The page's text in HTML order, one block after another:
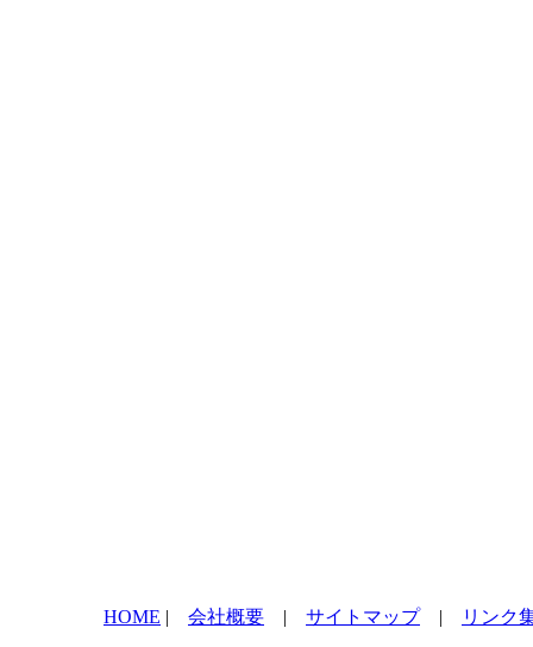
HOME | 会社概要 | サイトマップ| リンク